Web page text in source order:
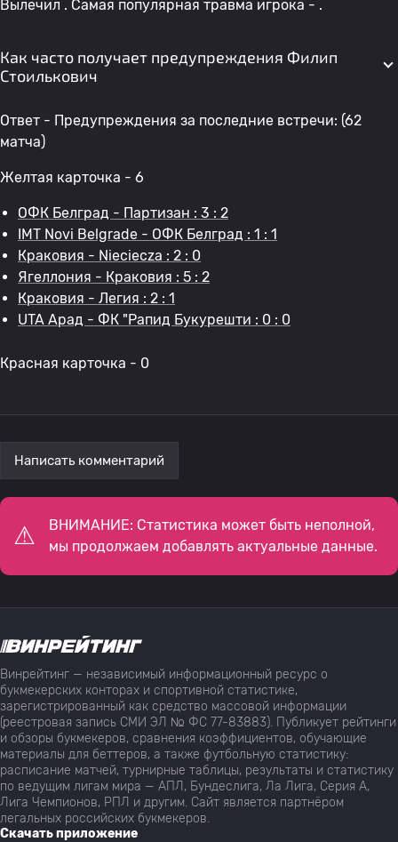
Вылечил . Самая популярная травма игрока - .
Как часто получает предупреждения Филип
Стоилькович
Ответ - Предупреждения за последние встречи: (62
матча)
Желтая карточка - 6
ОФК Белград - Партизан : 3 : 2
IMT Novi Belgrade - ОФК Белград : 1 : 1
Краковия - Nieciecza : 2 : 0
Ягеллония - Краковия : 5 : 2
Краковия - Легия : 2 : 1
UTA Арад - ФК "Рапид Букурешти : 0 : 0
Красная карточка - 0
Написать комментарий
ВНИМАНИЕ: Статистика может быть неполной,
мы продолжаем добавлять актуальные данные.
Винрейтинг — независимый информационный ресурс о
букмекерских конторах и спортивной статистике,
зарегистрированный как средство массовой информации
(реестровая запись СМИ ЭЛ № ФС 77-83883). Публикует рейтинги
и обзоры букмекеров, сравнения коэффициентов, обучающие
материалы для беттеров, а также футбольную статистику:
расписание матчей, турнирные таблицы, результаты и статистику
по ведущим лигам мира — АПЛ, Бундеслига, Ла Лига, Серия А,
Лига Чемпионов, РПЛ и другим. Сайт является партнёром
легальных российских букмекеров.
Скачать приложение